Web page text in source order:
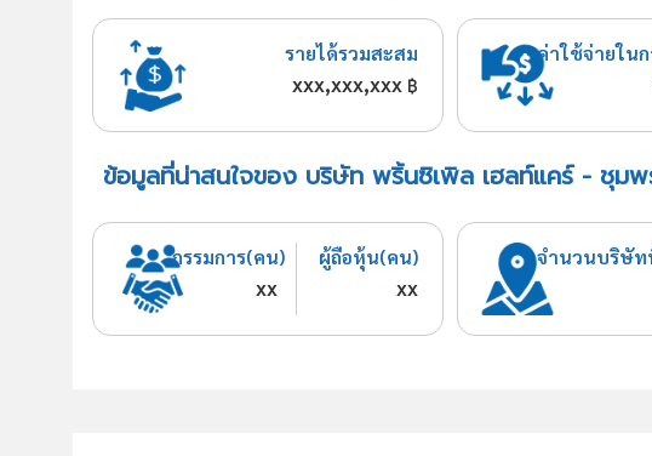
รายได้รวมสะสม
xxx,xxx,xxx ฿
ค่าใช้จ่ายใน
ข้อมูลที่น่าสนใจของ บริษัท พริ้นซิเพิล เฮลท์แคร์ - ชุม
กรรมการ(คน)
xx
ผู้ถือหุ้น(คน)
xx
จำนวนบริษัท